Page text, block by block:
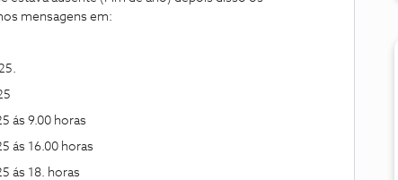
mensagens em:
9.00 horas
16.00 horas
18. horas